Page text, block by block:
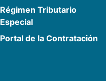
Régimen Tributario
Especial
Portal de la Contratación